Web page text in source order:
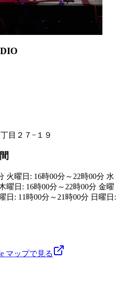
目２７−１９
火曜日: 16時00分～22時00分 水
曜日: 16時00分～22時00分 金曜
日: 11時00分～21時00分 日曜日:
マップで見る